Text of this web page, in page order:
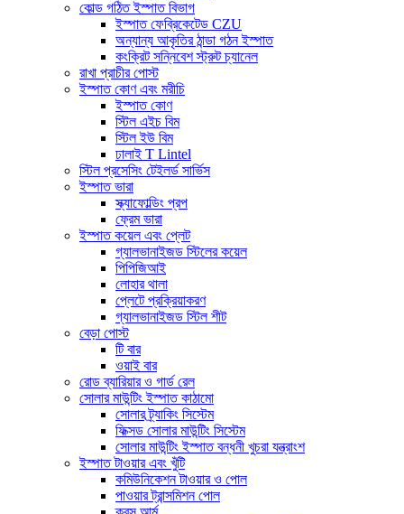
কোল্ড গঠিত ইস্পাত বিভাগ
ইস্পাত ফেব্রিকেটেড CZU
অন্যান্য আকৃতির ঠান্ডা গঠন ইস্পাত
কংক্রিট সন্নিবেশ স্ট্রুট চ্যানেল
রাখা প্রাচীর পোস্ট
ইস্পাত কোণ এবং মরীচি
ইস্পাত কোণ
স্টিল এইচ বিম
স্টিল ইউ বিম
ঢালাই T Lintel
স্টিল প্রসেসিং টেইলর্ড সার্ভিস
ইস্পাত ভারা
স্ক্যাফোল্ডিং প্রপ
ফ্রেম ভারা
ইস্পাত কয়েল এবং প্লেট
গ্যালভানাইজড স্টিলের কয়েল
পিপিজিআই
লোহার থালা
প্লেটে প্রক্রিয়াকরণ
গ্যালভানাইজড স্টিল শীট
বেড়া পোস্ট
টি বার
ওয়াই বার
রোড ব্যারিয়ার ও গার্ড রেল
সোলার মাউন্টিং ইস্পাত কাঠামো
সোলার ট্র্যাকিং সিস্টেম
ফিক্সড সোলার মাউন্টিং সিস্টেম
সোলার মাউন্টিং ইস্পাত বন্ধনী খুচরা যন্ত্রাংশ
ইস্পাত টাওয়ার এবং খুঁটি
কমিউনিকেশন টাওয়ার ও পোল
পাওয়ার ট্রান্সমিশন পোল